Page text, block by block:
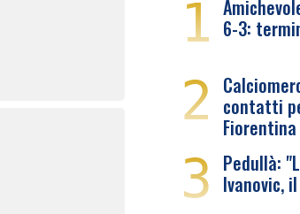
1 6-3:
2 contatti
3 Pedullà:
Ivanovic,